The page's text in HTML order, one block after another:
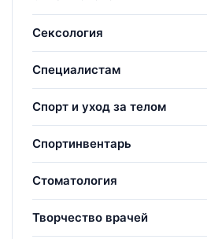
Сексология
Специалистам
Спорт и уход за телом
Спортинвентарь
Стоматология
Творчество врачей